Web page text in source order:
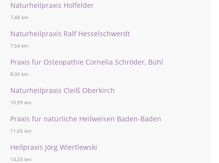
Naturheilpraxis Holfelder
7,48 km
Naturheilpraxis Ralf Hesselschwerdt
7,54 km
Praxis für Osteopathie Cornelia Schröder, Bühl
8,00 km
Naturheilpraxis Cleiß Oberkirch
10,99 km
Praxis für natürliche Heilweisen Baden-Baden
11,65 km
Heilpraxis Jörg Wiertlewski
14,33 km